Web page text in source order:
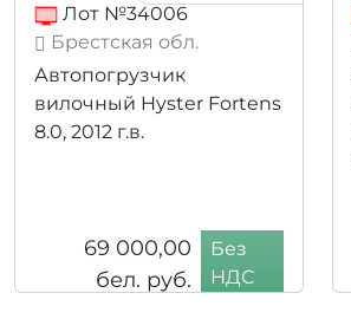
Лот №34006
Брестская обл.
Автопогрузчик
вилочный Hyster Fortens
8.0, 2012 г.в.
69 000,00
бел. руб.
Без
НДС